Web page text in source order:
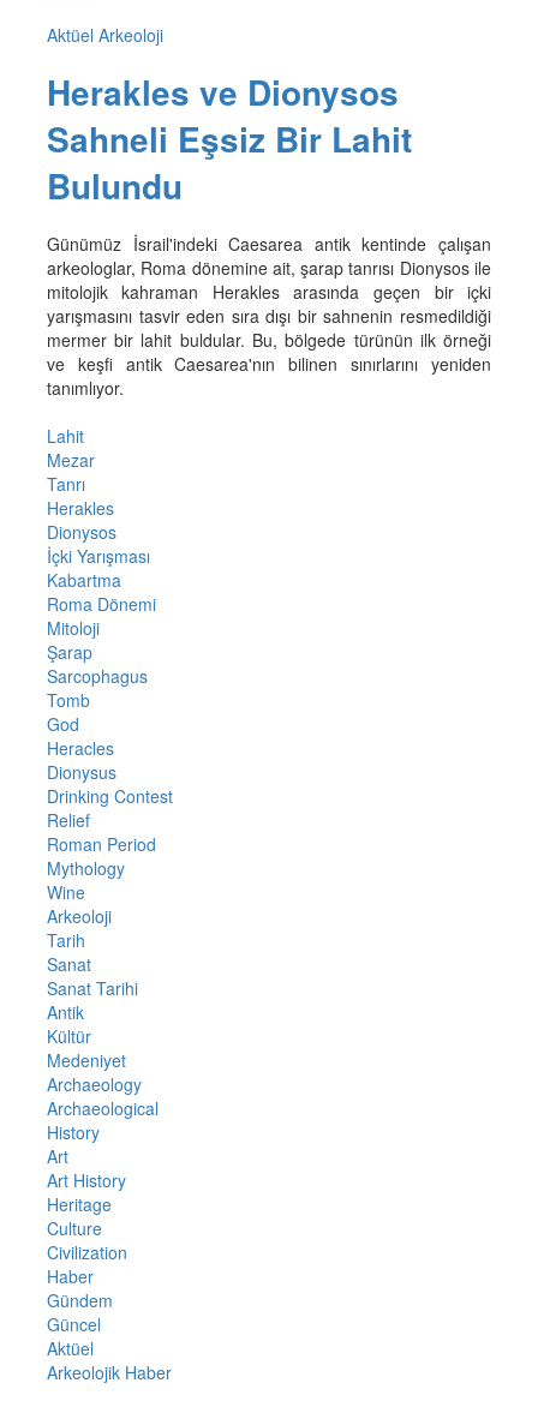
Aktüel Arkeoloji
Herakles ve Dionysos
Sahneli Eşsiz Bir Lahit
Bulundu
Günümüz İsrail'indeki Caesarea antik kentinde çalışan
arkeologlar, Roma dönemine ait, şarap tanrısı Dionysos ile
mitolojik kahraman Herakles arasında geçen bir içki
yarışmasını tasvir eden sıra dışı bir sahnenin resmedildiği
mermer bir lahit buldular. Bu, bölgede türünün ilk örneği
ve keşfi antik Caesarea'nın bilinen sınırlarını yeniden
tanımlıyor.
Lahit
Mezar
Tanrı
Herakles
Dionysos
İçki Yarışması
Kabartma
Roma Dönemi
Mitoloji
Şarap
Sarcophagus
Tomb
God
Heracles
Dionysus
Drinking Contest
Relief
Roman Period
Mythology
Wine
Arkeoloji
Tarih
Sanat
Sanat Tarihi
Antik
Kültür
Medeniyet
Archaeology
Archaeological
History
Art
Art History
Heritage
Culture
Civilization
Haber
Gündem
Güncel
Aktüel
Arkeolojik Haber